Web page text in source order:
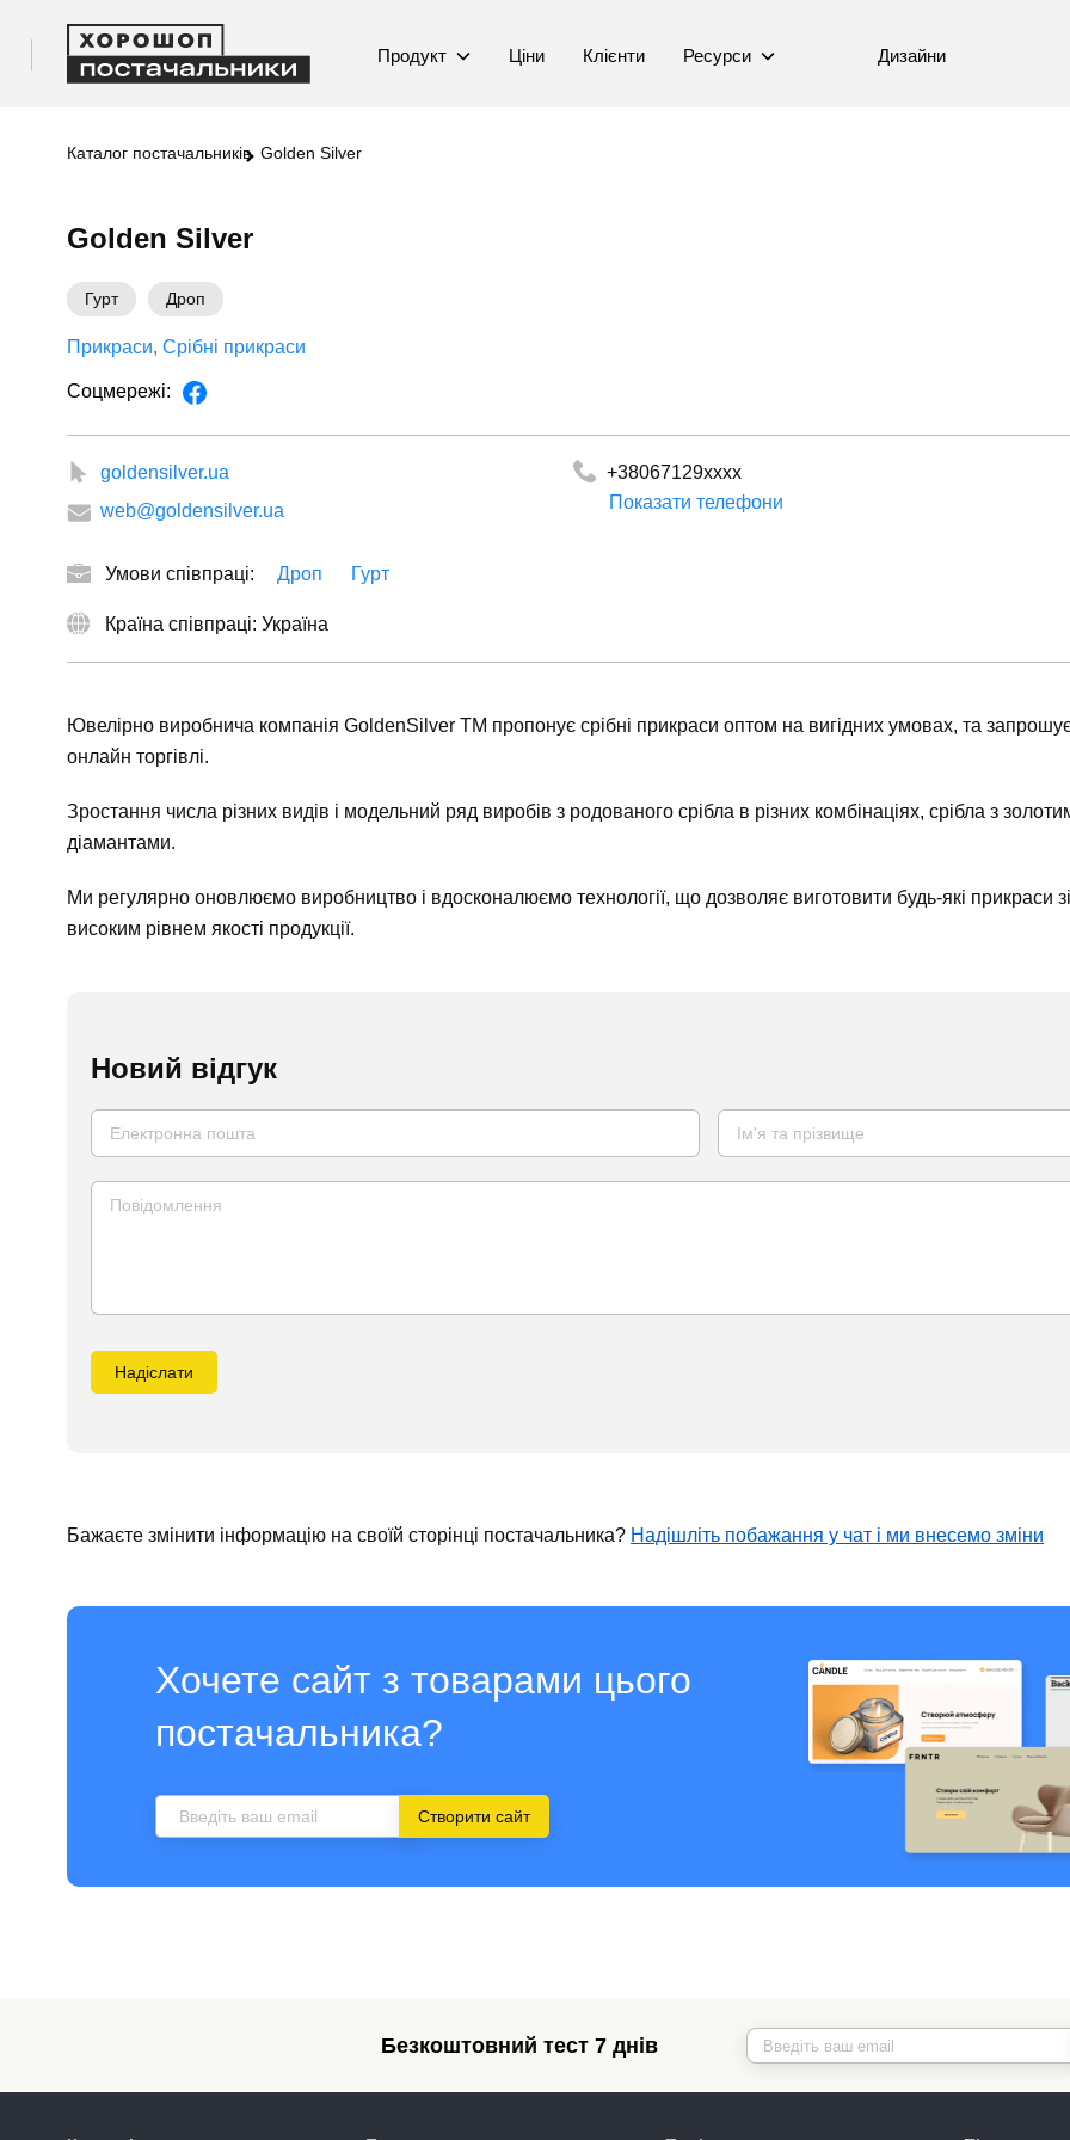
Продукт Ціни Клієнти Ресурси Дизайни
Каталог постачальників Golden Silver
Golden Silver
Гурт Дроп
Прикраси Срібні прикраси
Соцмережі:
goldensilver.ua
web@goldensilver.ua
+38067129xxxx
Показати телефони
Умови співпраці: Дроп Гурт
Країна співпраці: Україна
Ювелірно виробнича компанія GoldenSilver TM пропонує срібні прикраси оптом на вигідних умовах, та запрошує
онлайн торгівлі.
Зростання числа різних видів і модельний ряд виробів з родованого срібла в різних комбінаціях, срібла з
діамантами.
Ми регулярно оновлюємо виробництво і вдосконалюємо технології, що дозволяє виготовити будь-які прикраси
високим рівнем якості продукції.
Новий відгук
Надіслати
Бажаєте змінити інформацію на своїй сторінці постачальника? Надішліть побажання у чат і ми внесемо зміни
Хочете сайт з товарами цього
постачальника?
Створити сайт
Безкоштовний тест 7 днів